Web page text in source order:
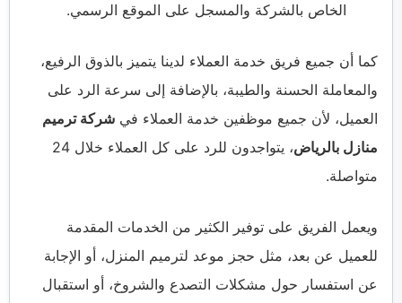
الخاص بالشركة والمسجل على الموقع الرسمي.
كما أن جميع فريق خدمة العملاء لدينا يتميز بالذوق الرفيع،
والمعاملة الحسنة والطيبة، بالإضافة إلى سرعة الرد على
العميل، لأن جميع موظفين خدمة العملاء في شركة ترميم
منازل بالرياض
، يتواجدون للرد على كل العملاء خلال 24
متواصلة.
ويعمل الفريق على توفير الكثير من الخدمات المقدمة
للعميل عن بعد، مثل حجز موعد لترميم المنزل، أو الإجابة
عن استفسار حول مشكلات التصدع والشروخ، أو استقبال